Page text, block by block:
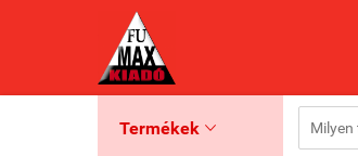
Termékek 